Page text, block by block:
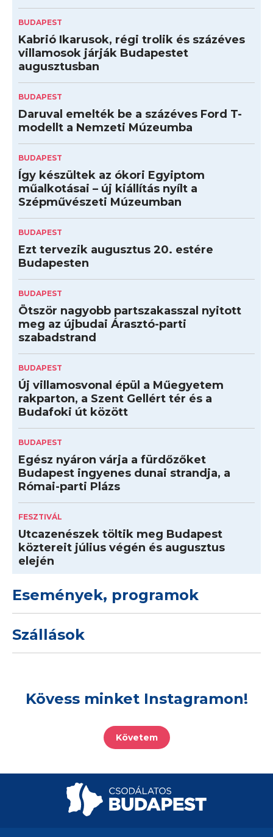
BUDAPEST
Kabrió Ikarusok, régi trolik és százéves
villamosok járják Budapestet
augusztusban
BUDAPEST
Daruval emelték be a százéves Ford T-
modellt a Nemzeti Múzeumba
BUDAPEST
Így készültek az ókori Egyiptom
műalkotásai – új kiállítás nyílt a
Szépművészeti Múzeumban
BUDAPEST
Ezt tervezik augusztus 20. estére
Budapesten
BUDAPEST
Ötször nagyobb partszakasszal nyitott
meg az újbudai Árasztó-parti
szabadstrand
BUDAPEST
Új villamosvonal épül a Műegyetem
rakparton, a Szent Gellért tér és a
Budafoki út között
BUDAPEST
Egész nyáron várja a fürdőzőket
Budapest ingyenes dunai strandja, a
Római-parti Plázs
FESZTIVÁL
Utcazenészek töltik meg Budapest
köztereit július végén és augusztus
elején
Események, programok
Szállások
Kövess minket Instagramon!
Követem